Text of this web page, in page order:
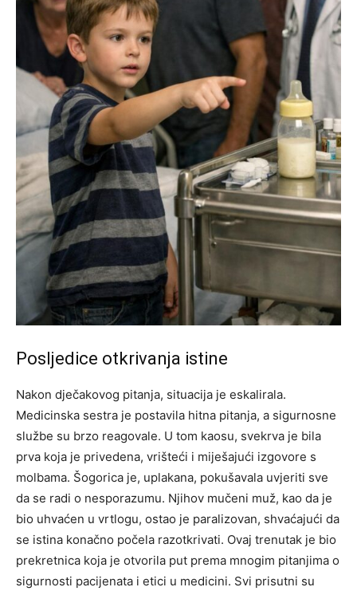
Posljedice otkrivanja istine
Nakon dječakovog pitanja, situacija je eskalirala.
Medicinska sestra je postavila hitna pitanja, a sigurnosne
službe su brzo reagovale. U tom kaosu, svekrva je bila
prva koja je privedena, vrišteći i miješajući izgovore s
molbama. Šogorica je, uplakana, pokušavala uvjeriti sve
da se radi o nesporazumu. Njihov mučeni muž, kao da je
bio uhvaćen u vrtlogu, ostao je paralizovan, shvaćajući da
se istina konačno počela razotkrivati. Ovaj trenutak je bio
prekretnica koja je otvorila put prema mnogim pitanjima o
sigurnosti pacijenata i etici u medicini. Svi prisutni su